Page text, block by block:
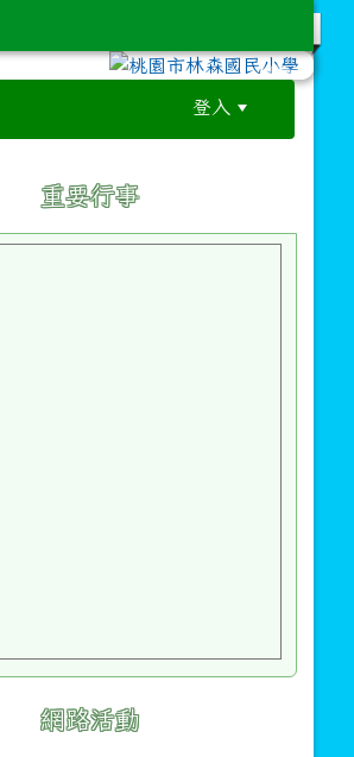
登入
重要行事
網路活動